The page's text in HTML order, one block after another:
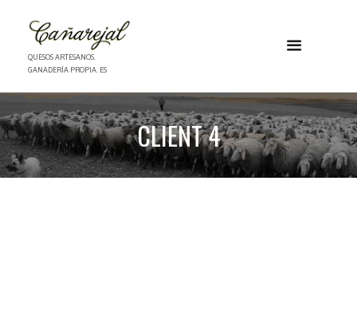
QUESOS ARTESANOS.
GANADERÍA PROPIA. ES
CLIENT 4